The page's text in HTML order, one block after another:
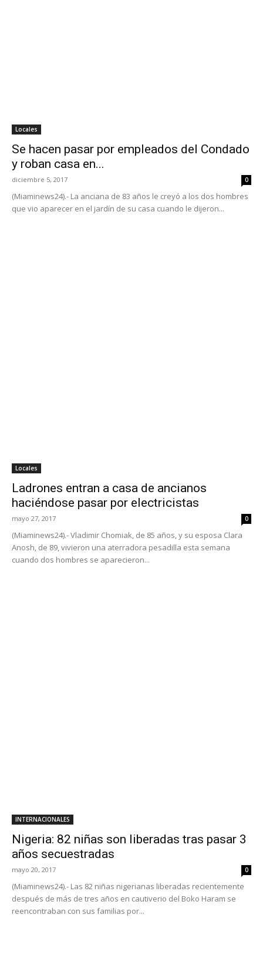
Locales
Se hacen pasar por empleados del Condado
y roban casa en...
diciembre 5, 2017 0
(Miaminews24).- La anciana de 83 años le creyó a los dos hombres
que vio aparecer en el jardín de su casa cuando le dijeron...
Locales
Ladrones entran a casa de ancianos
haciéndose pasar por electricistas
mayo 27, 2017 0
(Miaminews24).- Vladimir Chomiak, de 85 años, y su esposa Clara
Anosh, de 89, vivieron una aterradora pesadilla esta semana
cuando dos hombres se aparecieron...
INTERNACIONALES
Nigeria: 82 niñas son liberadas tras pasar 3
años secuestradas
mayo 20, 2017 0
(Miaminews24).- Las 82 niñas nigerianas liberadas recientemente
después de más de tres años en cautiverio del Boko Haram se
reencontraban con sus familias por...